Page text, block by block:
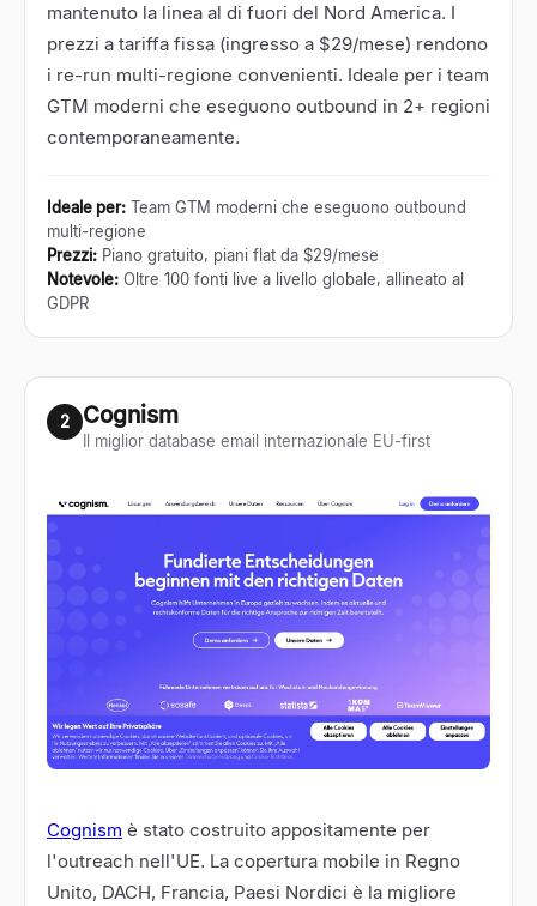
mantenuto la linea al di fuori del Nord America. I
prezzi a tariffa fissa (ingresso a $29/mese) rendono
i re-run multi-regione convenienti. Ideale per i team
GTM moderni che eseguono outbound in 2+ regioni
contemporaneamente.
Ideale per: Team GTM moderni che eseguono outbound
multi-regione
Prezzi: Piano gratuito, piani flat da $29/mese
Notevole: Oltre 100 fonti live a livello globale, allineato al
GDPR
2 Cognism
Il miglior database email internazionale EU-first
Cognism è stato costruito appositamente per
l'outreach nell'UE. La copertura mobile in Regno
Unito, DACH, Francia, Paesi Nordici è la migliore